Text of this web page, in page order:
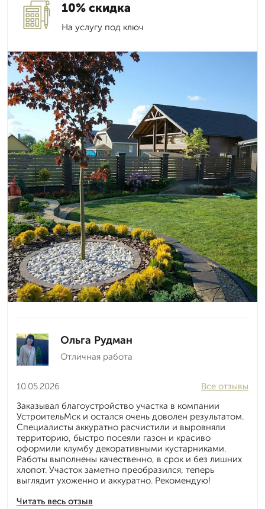
10% скидка
На услугу под ключ
Ольга Рудман
Отличная работа
10.05.2026
Читать весь отзыв
Все отзывы
Заказывал благоустройство участка в компании
УстроительМск и остался очень доволен результатом.
Специалисты аккуратно расчистили и выровняли
территорию, быстро посеяли газон и красиво
оформили клумбу декоративными кустарниками.
Работы выполнены качественно, в срок и без лишних
хлопот. Участок заметно преобразился, теперь
выглядит ухоженно и аккуратно. Рекомендую!